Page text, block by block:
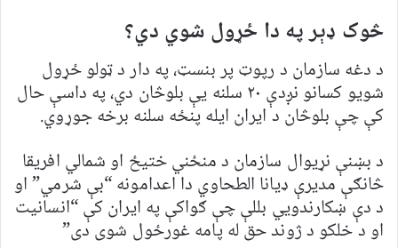
څوک ډېر په دا ځړول شوي دي؟
د دغه سازمان د رپوټ پر بنسټ، په دار د ټولو ځړول
شویو کسانو نږدې ۲۰ سلنه یې بلوڅان دي، په داسې حال
کې چې بلوڅان د ایران ایله پنځه سلنه برخه جوړوي.
د بښنې نړیوال سازمان د منځني ختيځ او شمالي افریقا
څانګې مدیرې ډیانا الطحاوي دا اعدامونه “بې شرمي” او
د دې ښکارندويي بللې چې ګواکې په ایران کې “انسانیت
او د خلکو د ژوند حق له پامه غورځول شوی دی”